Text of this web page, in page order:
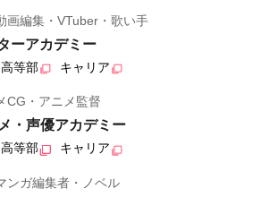
画編集・VTuber・歌い手
ーアカデミー
高等部 キャリア
CG・アニメ監督
・声優アカデミー
高等部 キャリア
ンガ編集者・ノベル